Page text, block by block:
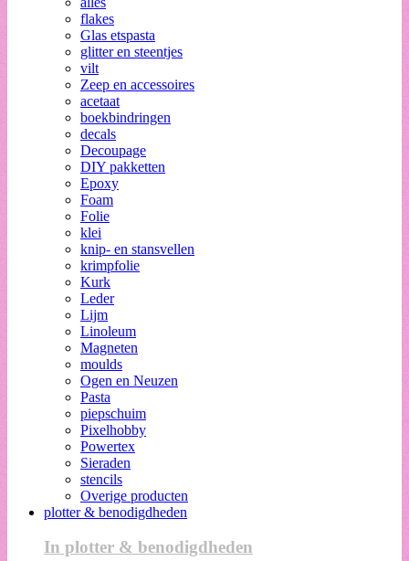
flakes
Glas etspasta
glitter en steentjes
vilt
Zeep en accessoires
acetaat
boekbindringen
decals
Decoupage
DIY pakketten
Epoxy
Foam
Folie
klei
knip- en stansvellen
krimpfolie
Kurk
Leder
Lijm
Linoleum
Magneten
moulds
Ogen en Neuzen
Pasta
piepschuim
Pixelhobby
Powertex
Sieraden
stencils
Overige producten
plotter & benodigdheden
In plotter & benodigdheden